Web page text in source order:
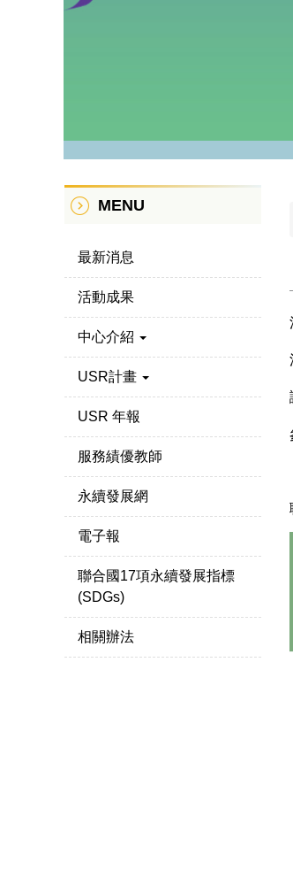
MENU
最新消息
活動成果
中心介紹
USR計畫
USR 年報
服務績優教師
永續發展網
電子報
聯合國17項永續發展指標
(SDGs)
相關辦法